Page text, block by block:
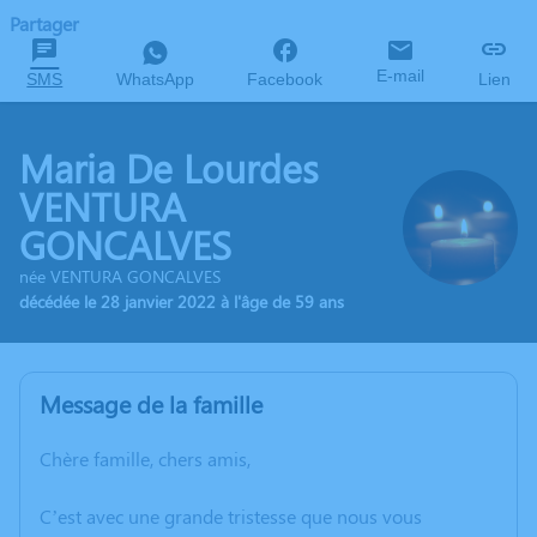
Partager
SMS WhatsApp Facebook E-mail Lien
Maria De Lourdes
VENTURA
GONCALVES
née VENTURA GONCALVES
décédée le 28 janvier 2022 à l'âge de 59 ans
Message de la famille
Chère famille, chers amis,
C’est avec une grande tristesse que nous vous